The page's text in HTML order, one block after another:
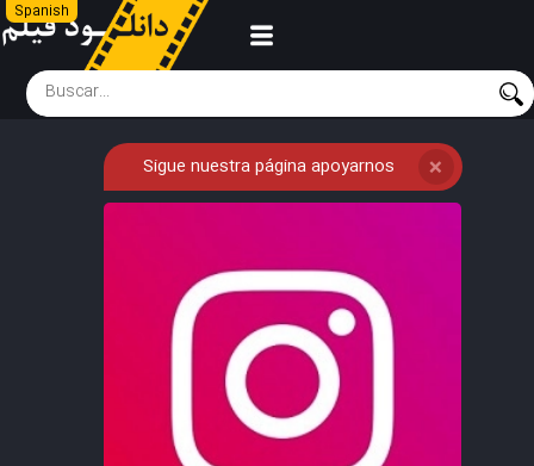
Spanish
Sigue nuestra página apoyarnos ❌